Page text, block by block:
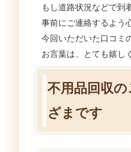
もし道路状況などで到
事前にご連絡するよう
今回いただいた口コミ
お言葉は、とても嬉し
不用品回収
ざまです